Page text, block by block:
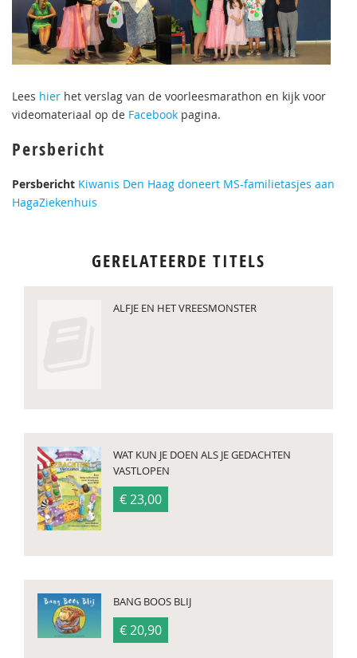
Lees hier het verslag van de voorleesmarathon en kijk voor
videomateriaal op de Facebook pagina.
Persbericht
Persbericht Kiwanis Den Haag doneert MS-familietasjes aan
HagaZiekenhuis
GERELATEERDE TITELS
ALFJE EN HET VREESMONSTER
WAT KUN JE DOEN ALS JE GEDACHTEN
VASTLOPEN
€ 23,00
BANG BOOS BLIJ
€ 20,90